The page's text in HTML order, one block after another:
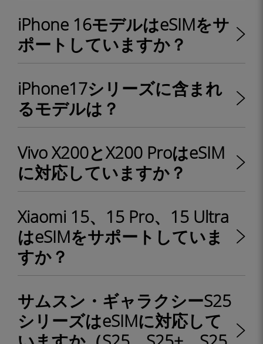
iPhone 16モデルはeSIMをサ
ポートしていますか？
iPhone17シリーズに含まれ
るモデルは？
Vivo X200とX200 ProはeSIM
に対応していますか？
Xiaomi 15、15 Pro、15 Ultra
はeSIMをサポートしていま
すか？
サムスン・ギャラクシーS25
シリーズはeSIMに対応して